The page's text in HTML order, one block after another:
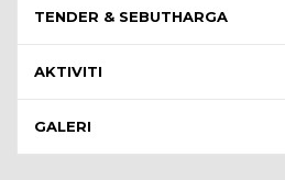
TENDER & SEBUTHARGA
AKTIVITI
GALERI